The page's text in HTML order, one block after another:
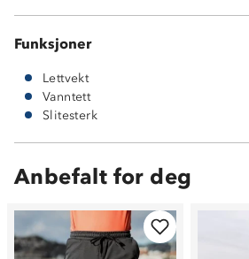
Funksjoner
Lettvekt
Vanntett
Slitesterk
Anbefalt for deg